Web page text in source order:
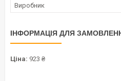
Виробник
ІНФОРМАЦІЯ ДЛЯ
Ціна: 923 ₴